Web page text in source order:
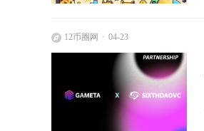
12币圈网 04-23